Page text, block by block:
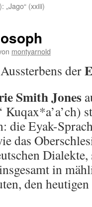
„Jago“ (xxiii)
montyarnold
der
Smith Jones
die Eyak-
das
in
den